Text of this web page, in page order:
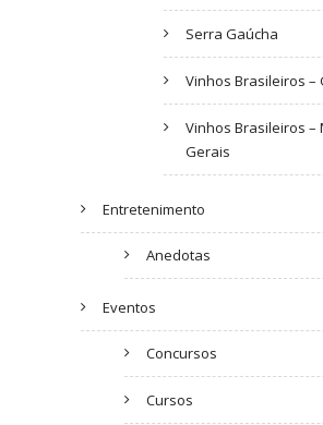
Serra Gaúcha
Vinhos Brasileiros –
Vinhos Brasileiros –
Gerais
Entretenimento
Anedotas
Eventos
Concursos
Cursos